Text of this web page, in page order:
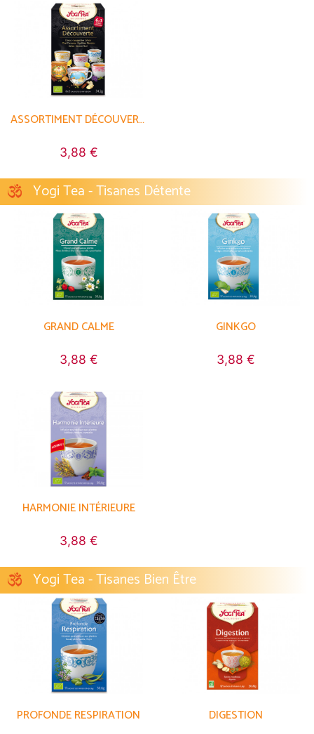
ASSORTIMENT DÉCOUVERTE
3,88 €
Yogi Tea - Tisanes Détente
GRAND CALME
3,88 €
GINKGO
3,88 €
HARMONIE INTÉRIEURE
3,88 €
Yogi Tea - Tisanes Bien Être
PROFONDE RESPIRATION DIGESTION